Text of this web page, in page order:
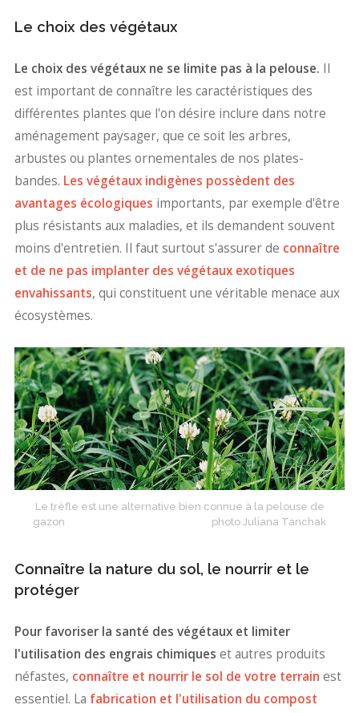
Le choix des végétaux
Le choix des végétaux ne se limite pas à la pelouse. Il
est important de connaître les caractéristiques des
différentes plantes que l'on désire inclure dans notre
aménagement paysager, que ce soit les arbres,
arbustes ou plantes ornementales de nos plates-
bandes. Les végétaux indigènes possèdent des
avantages écologiques importants, par exemple d'être
plus résistants aux maladies, et ils demandent souvent
moins d'entretien. Il faut surtout s'assurer de connaître
et de ne pas implanter des végétaux exotiques
envahissants, qui constituent une véritable menace aux
écosystèmes.
Le trèfle est une alternative bien connue à la pelouse de
gazon photo Juliana Tanchak
Connaître la nature du sol, le nourrir et le
protéger
Pour favoriser la santé des végétaux et limiter
l'utilisation des engrais chimiques et autres produits
néfastes, connaître et nourrir le sol de votre terrain est
essentiel. La fabrication et l'utilisation du compost